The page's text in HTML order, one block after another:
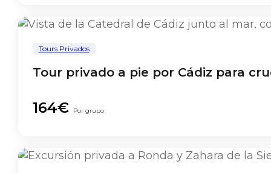
Tours Privados
Tour privado a pie por Cádiz para
164€ Por grupo